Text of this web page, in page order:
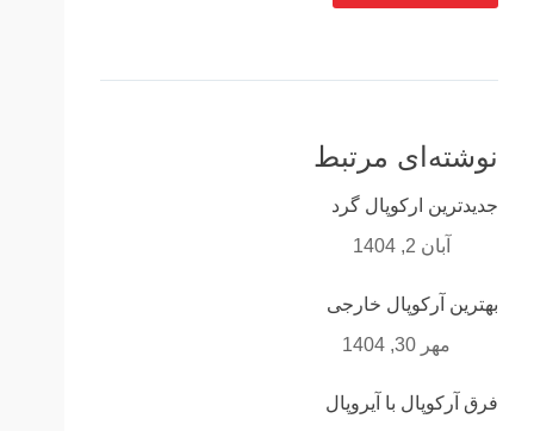
نوشته‌ای مرتبط
جدیدترین ارکوپال گرد
آبان 2, 1404
بهترین آرکوپال خارجی
مهر 30, 1404
فرق آرکوپال با آیروپال